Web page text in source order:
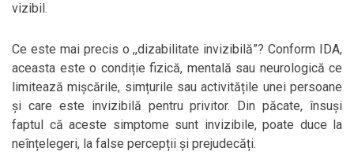
vizibil.
Ce este mai precis o ,,dizabilitate invizibilă”? Conform IDA,
aceasta este o condiție fizică, mentală sau neurologică ce
limitează mișcările, simțurile sau activitățile unei persoane
și care este invizibilă pentru privitor. Din păcate, însuși
faptul că aceste simptome sunt invizibile, poate duce la
neînțelegeri, la false percepții și prejudecăți.